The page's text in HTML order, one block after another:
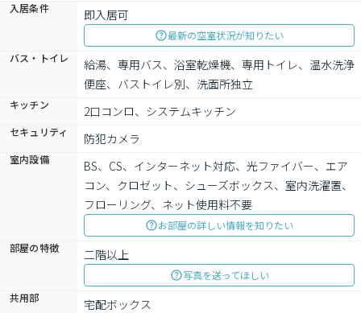
入居条件 即入居可
最新の空室状況が知りたい
バス・トイレ
給湯、専用バス、浴室乾燥機、専用トイレ、温水洗浄
便座、バストイレ別、洗面所独立
キッチン 2口コンロ、システムキッチン
セキュリティ 防犯カメラ
室内設備
BS、CS、インターネット対応、光ファイバー、エア
コン、クロゼット、シューズボックス、室内洗濯置、
フローリング、ネット使用料不要
お部屋の詳しい情報を知りたい
部屋の特徴
二階以上
写真を送ってほしい
共用部
宅配ボックス